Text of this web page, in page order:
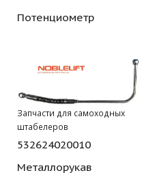
Потенциометр
Запчасти для самоходных
штабелеров
532624020010
Металлорукав